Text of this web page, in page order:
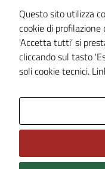
Cookie Policy
Note legali
Dichiarazione di
Piano di miglioramento
Area Privata
Questo sito utilizza
cookie di
'Accetta tutti' si
cliccando sul tasto
soli cookie tecnici.